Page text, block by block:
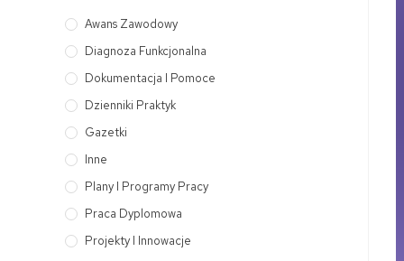
Awans Zawodowy
Diagnoza Funkcjonalna
Dokumentacja I Pomoce
Dzienniki Praktyk
Gazetki
Inne
Plany I Programy Pracy
Praca Dyplomowa
Projekty I Innowacje